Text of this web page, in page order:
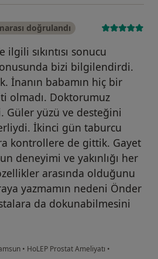
doğrulandı
sıkıntısı sonucu
bizi bilgilendirdi.
İnanın babamın hiç bir
olmadı. Doktorumuz
Güler yüzü ve desteğini
İkinci gün taburcu
kontrollere de gittik. Gayet
deneyimi ve yakınlığı her
arasında olduğunu
yazmamın nedeni Önder
da dokunabilmesini
• HoLEP Prostat Ameliyatı •